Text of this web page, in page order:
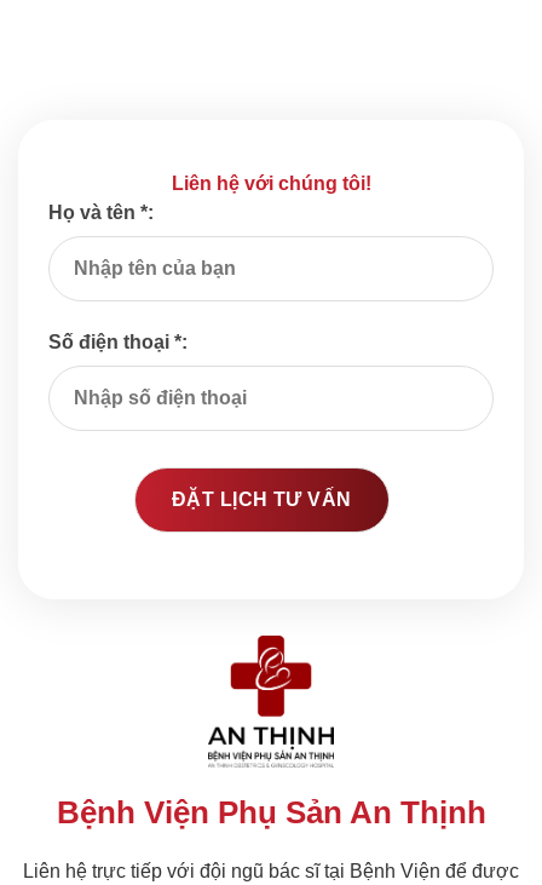
Liên hệ với chúng tôi!
Họ và tên *:
Số điện thoại *:
Bệnh Viện Phụ Sản An Thịnh
Liên hệ trực tiếp với đội ngũ bác sĩ tại Bệnh Viện để được